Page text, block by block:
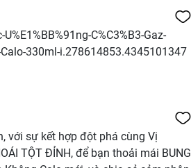
C%C3%B3-Gaz-
Calo-330ml-i.278614853.4345101347
với sự kết hợp đột phá cùng Vị
TỘT ĐỈNH, để bạn thoải mái BUNG